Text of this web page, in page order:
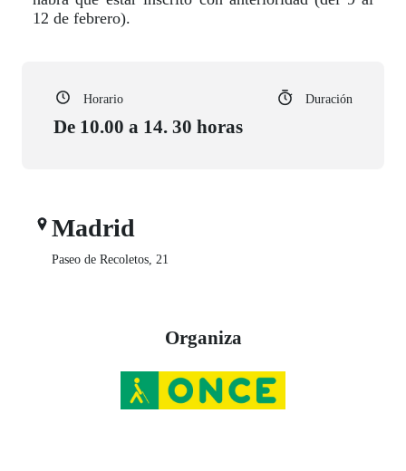
12 de febrero).
Horario
De 10.00 a 14. 30 horas
Duración
Madrid
Paseo de Recoletos, 21
Organiza